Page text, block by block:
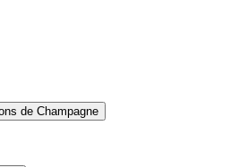
de Champagne